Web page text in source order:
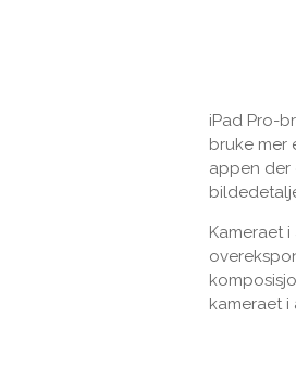
iPad Pro-
bruke mer
appen der
Kameraet
kameraet